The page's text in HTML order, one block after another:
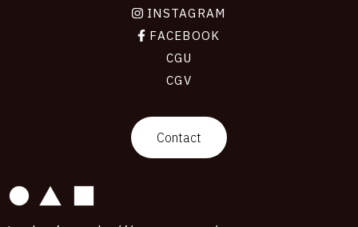
INSTAGRAM
FACEBOOK
CGU
CGV
Contact